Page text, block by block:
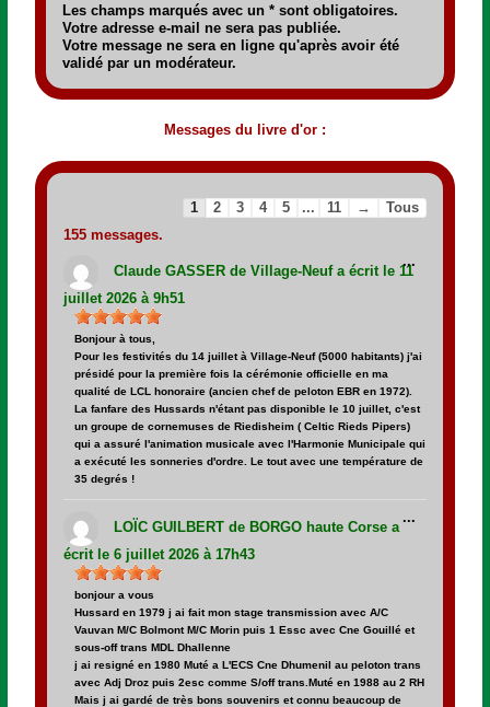
Les champs marqués avec un * sont obligatoires.
Votre adresse e-mail ne sera pas publiée.
Votre message ne sera en ligne qu'après avoir été
validé par un modérateur.
Messages du livre d'or :
Navigation
dans
du
1 2 3 4 5 ... 11 →
Tous
155 messages.
Claude GASSERde Village-Neuf a écrit le 11
juillet 2026 à 9h51
Bonjour à tous,
Pour les festivités du 14 juillet à Village-Neuf (5000 habitants) j'ai
présidé pour la première fois la cérémonie officielle en ma
qualité de LCL honoraire (ancien chef de peloton EBR en 1972).
La fanfare des Hussards n'étant pas disponible le 10 juillet, c'est
un groupe de cornemuses de Riedisheim ( Celtic Rieds Pipers)
qui a assuré l'animation musicale avec l'Harmonie Municipale qui
a exécuté les sonneries d'ordre. Le tout avec une température de
35 degrés !
...cette
LOÏC GUILBERTde BORGO haute Corse a
écrit le 6 juillet 2026 à 17h43
bonjour a vous
Hussard en 1979 j ai fait mon stage transmission avec A/C
Vauvan M/C Bolmont M/C Morin puis 1 Essc avec Cne Gouillé et
sous-off trans MDL Dhallenne
j ai resigné en 1980 Muté a L'ECS Cne Dhumenil au peloton trans
avec Adj Droz puis 2esc comme S/off trans.Muté en 1988 au 2 RH
Mais j ai gardé de très bons souvenirs et connu beaucoup de
...cette
Navigation
dans
du